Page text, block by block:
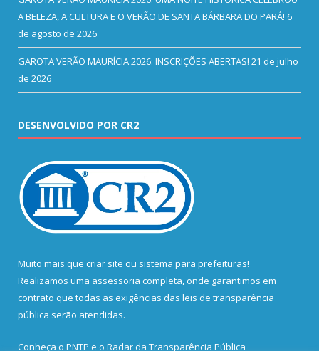
A BELEZA, A CULTURA E O VERÃO DE SANTA BÁRBARA DO PARÁ! 6
de agosto de 2026
GAROTA VERÃO MAURÍCIA 2026: INSCRIÇÕES ABERTAS! 21 de julho
de 2026
DESENVOLVIDO POR CR2
Muito mais que criar site ou sistema para prefeituras!
Realizamos uma assessoria completa, onde garantimos em
contrato que todas as exigências das leis de transparência
pública serão atendidas.
Conheça o PNTP e o Radar da Transparência Pública